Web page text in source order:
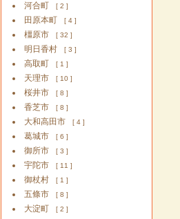
河合町 [ 2 ]
田原本町 [ 4 ]
橿原市 [ 32 ]
明日香村 [ 3 ]
高取町 [ 1 ]
天理市 [ 10 ]
桜井市 [ 8 ]
香芝市 [ 8 ]
大和高田市 [ 4 ]
葛城市 [ 6 ]
御所市 [ 3 ]
宇陀市 [ 11 ]
御杖村 [ 1 ]
五條市 [ 8 ]
大淀町 [ 2 ]